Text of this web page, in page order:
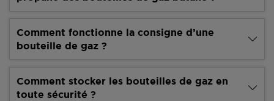
Comment fonctionne la consigne d’une
bouteille de gaz ?
Comment stocker les bouteilles de gaz en
toute sécurité ?